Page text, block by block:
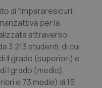
di “Impararesicuri”,
per la
attraverso
3.213 studenti, di cui
II grado (superiori) e
I grado (medie).
e 73 medie) di 15